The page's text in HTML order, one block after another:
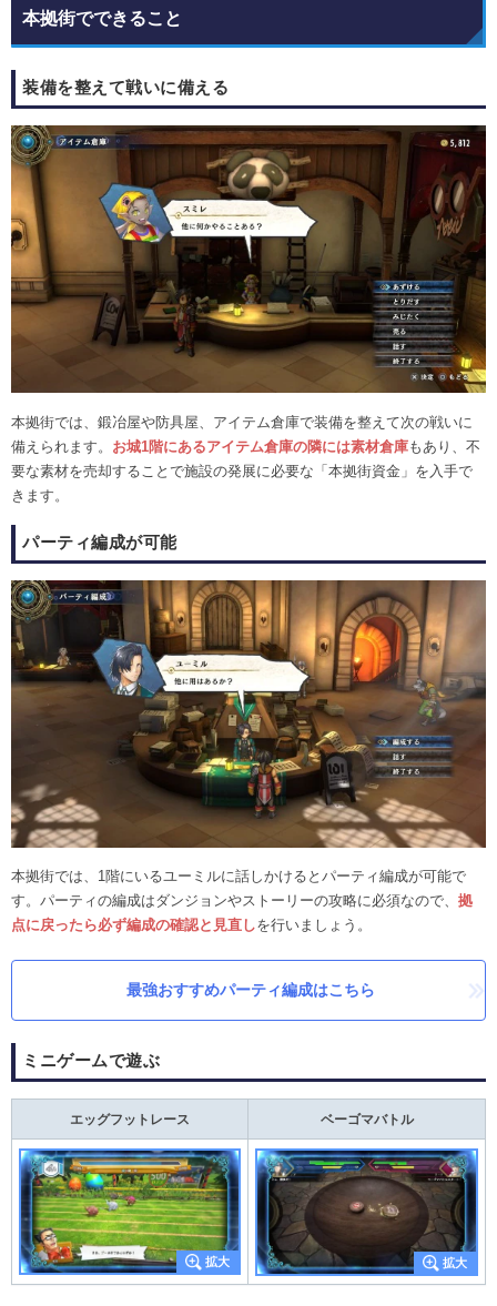
本拠街でできること
装備を整えて戦いに備える
本拠街では、鍛冶屋や防具屋、アイテム倉庫で装備を整えて次の戦いに
備えられます。 お城1階にあるアイテム倉庫の隣には素材倉庫もあり、不
要な素材を売却することで施設の発展に必要な「本拠街資金」を入手で
きます。
パーティ編成が可能
本拠街では、1階にいるユーミルに話しかけるとパーティ編成が可能で
す。パーティの編成はダンジョンやストーリーの攻略に必須なので、 拠
点に戻ったら必ず編成の確認と見直しを行いましょう。
最強おすすめパーティ編成はこちら
ミニゲームで遊ぶ
エッグフットレース ベーゴマバトル